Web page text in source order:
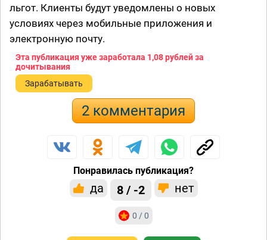
льгот. Клиенты будут уведомлены о новых
условиях через мобильные приложения и
электронную почту.
Эта публикация уже заработала 1,08 рублейза
дочитывания
Зарабатывать
2 комментария
Понравилась публикация?
да 8 / -2 нет
0 / 0